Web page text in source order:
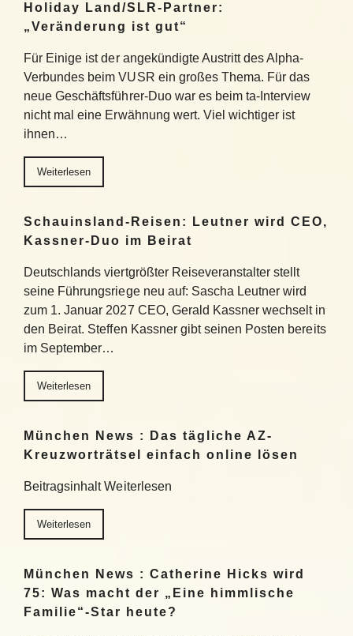
Holiday Land/SLR-Partner:
„Veränderung ist gut“
Für Einige ist der angekündigte Austritt des Alpha-
Verbundes beim VUSR ein großes Thema. Für das
neue Geschäftsführer-Duo war es beim ta-Interview
nicht mal eine Erwähnung wert. Viel wichtiger ist
ihnen…
Weiterlesen
Schauinsland-Reisen: Leutner wird CEO,
Kassner-Duo im Beirat
Deutschlands viertgrößter Reiseveranstalter stellt
seine Führungsriege neu auf: Sascha Leutner wird
zum 1. Januar 2027 CEO, Gerald Kassner wechselt in
den Beirat. Steffen Kassner gibt seinen Posten bereits
im September…
Weiterlesen
München News : Das tägliche AZ-
Kreuzworträtsel einfach online lösen
Beitragsinhalt Weiterlesen
Weiterlesen
München News : Catherine Hicks wird
75: Was macht der „Eine himmlische
Familie“-Star heute?